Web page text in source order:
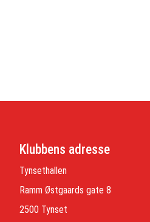
Klubbens adresse
Tynsethallen
Ramm Østgaards gate 8
2500 Tynset